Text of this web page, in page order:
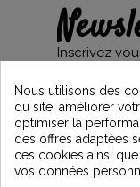
Inscrivez
et restez
Vintage
*Dès 99€ d'achat. En
Nous utilisons des
du site, améliorer
optimiser la
des offres adaptées
ces cookies ainsi
vos données